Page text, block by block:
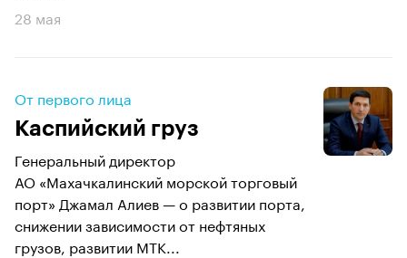
28 мая
От первого лица
Каспийский груз
Генеральный директор
АО «Махачкалинский морской торговый
порт» Джамал Алиев — о развитии порта,
снижении зависимости от нефтяных
грузов, развитии МТК...